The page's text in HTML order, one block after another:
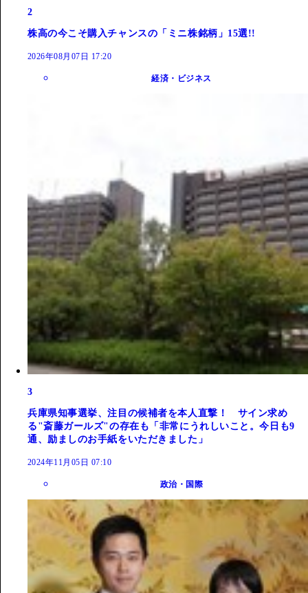
2
株高の今こそ購入チャンスの「ミニ株銘柄」15選!!
2026年08月07日 17:20
経済・ビジネス
3
兵庫県知事選挙、注目の候補者を本人直撃！ サイン求め
る"斎藤ガールズ"の存在も「非常にうれしいこと。今日も9
通、励ましのお手紙をいただきました」
2024年11月05日 07:10
政治・国際